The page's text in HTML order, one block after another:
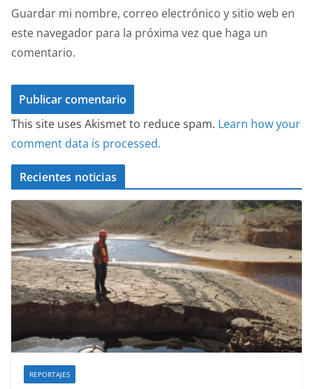
Guardar mi nombre, correo electrónico y sitio web en
este navegador para la próxima vez que haga un
comentario.
This site uses Akismet to reduce spam. Learn how your
comment data is processed.
Recientes noticias
REPORTAJES